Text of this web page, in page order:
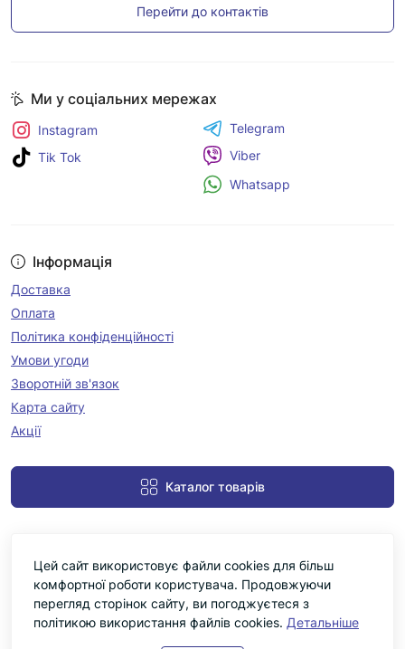
Перейти до контактів
Інформація
Доставка
Оплата
Політика конфіденційності
Умови угоди
Зворотній зв'язок
Карта сайту
Акції
Каталог товарів
Ми у соціальних мережах
Instagram
Tik Tok
Telegram
Viber
Whatsapp
Черніка © 2026
Цей сайт використовує файли cookies для більш
комфортної роботи користувача. Продовжуючи
перегляд сторінок сайту, ви погоджуєтеся з
політикою використання файлів cookies. Детальніше